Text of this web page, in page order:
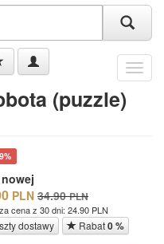
Menu
(puzzle)
PLN 34.90 PLN
cena z 30 dni: 24.90 PLN
dostawy Rabat0 %